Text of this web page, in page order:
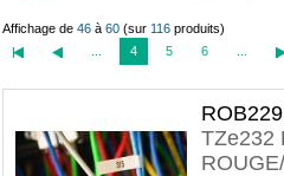
Affichage de 46 à 60 (sur 116 produits)
4 5 6
TZe232